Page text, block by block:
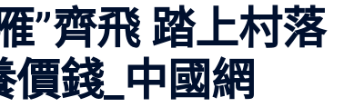
”齊飛 踏上村落
錢_中國網